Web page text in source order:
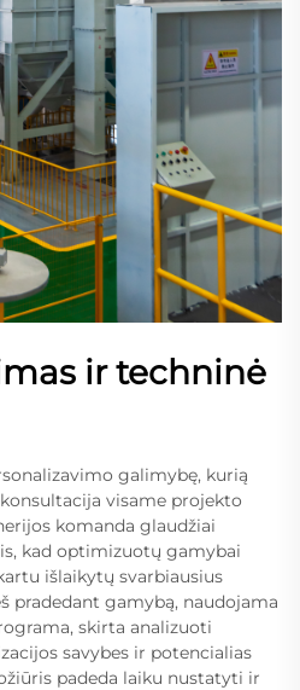
ir techninė
galimybę, kurią
visame projekto
komanda glaudžiai
kad optimizuotų gamybai
išlaikytų svarbiausius
pradedant gamybą, naudojama
skirta analizuoti
savybes ir potencialias
padeda laiku nustatyti ir